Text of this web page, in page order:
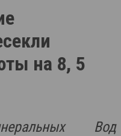
на 8, 5
Вод